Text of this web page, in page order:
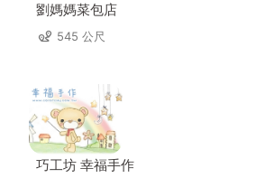
劉媽媽菜包店
545 公尺
巧工坊 幸福手作